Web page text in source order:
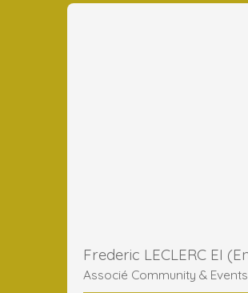
Associé Community & Events